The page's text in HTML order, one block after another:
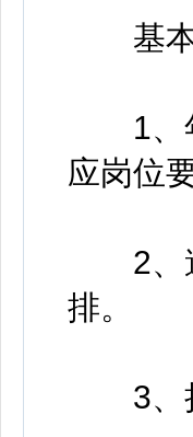
基本
1、年
应岗位
2、遵
排。
3、持